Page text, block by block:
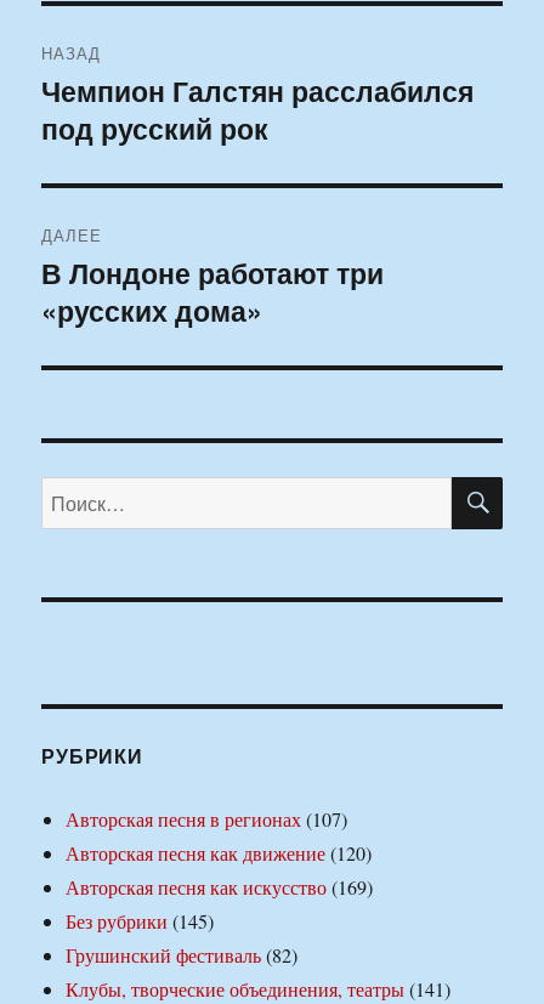
по
записям
НАЗАД
Предыдущая
запись:
Чемпион Галстян расслабился
под русский рок
ДАЛЕЕ
Следующая
запись:
В Лондоне работают три
«русских дома»
Искать:
РУБРИКИ
Авторская песня в регионах(107)
Авторская песня как движение(120)
Авторская песня как искусство(169)
Без рубрики (145)
Грушинский фестиваль(82)
Клубы, творческие объединения, театры(141)